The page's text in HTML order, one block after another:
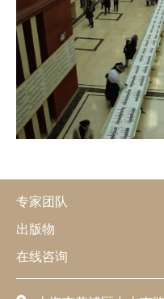
专家团队
出版物
在线咨询